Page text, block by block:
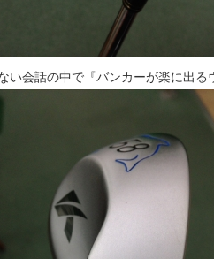
い会話の中で『バンカーが楽に出る